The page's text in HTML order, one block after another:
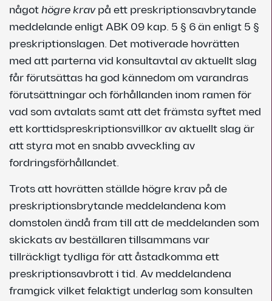
någothögre kravpå ett preskriptionsavbrytande
meddelande enligt ABK 09 kap. 5 § 6 än enligt 5 §
preskriptionslagen. Det motiverade hovrätten
med att parterna vid konsultavtal av aktuellt slag
får förutsättas ha god kännedom om varandras
förutsättningar och förhållanden inom ramen för
vad som avtalats samt att det främsta syftet med
ett korttidspreskriptionsvillkor av aktuellt slag är
att styra mot en snabb avveckling av
fordringsförhållandet.
Trots att hovrätten ställde högre krav på de
preskriptionsbrytande meddelandena kom
domstolen ändå fram till att de meddelanden som
skickats av beställaren tillsammans var
tillräckligt tydliga för att åstadkomma ett
preskriptionsavbrott i tid. Av meddelandena
framgick vilket felaktigt underlag som konsulten